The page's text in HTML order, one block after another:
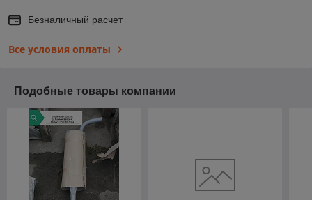
Безналичный расчет
Все условия оплаты
Подобные товары компании